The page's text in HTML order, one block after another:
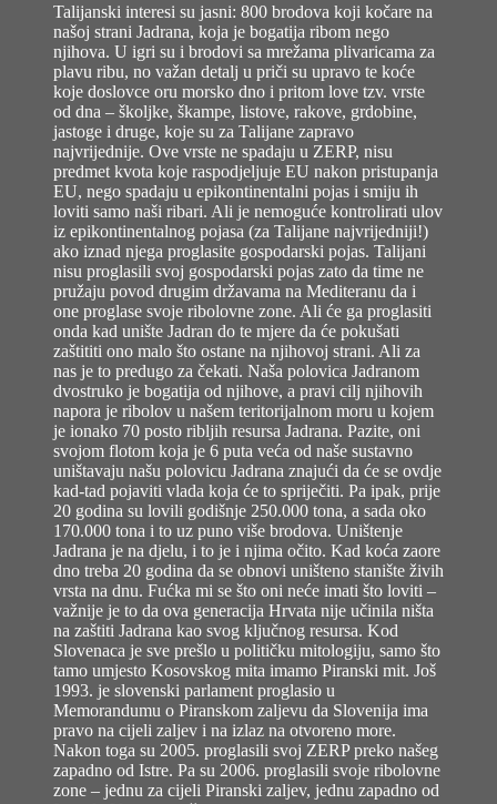
Talijanski interesi su jasni: 800 brodova koji kočare na
našoj strani Jadrana, koja je bogatija ribom nego
njihova. U igri su i brodovi sa mrežama plivaricama za
plavu ribu, no važan detalj u priči su upravo te koće
koje doslovce oru morsko dno i pritom love tzv. vrste
od dna – školjke, škampe, listove, rakove, grdobine,
jastoge i druge, koje su za Talijane zapravo
najvrijednije. Ove vrste ne spadaju u ZERP, nisu
predmet kvota koje raspodjeljuje EU nakon pristupanja
EU, nego spadaju u epikontinentalni pojas i smiju ih
loviti samo naši ribari. Ali je nemoguće kontrolirati ulov
iz epikontinentalnog pojasa (za Talijane najvrijedniji!)
ako iznad njega proglasite gospodarski pojas. Talijani
nisu proglasili svoj gospodarski pojas zato da time ne
pružaju povod drugim državama na Mediteranu da i
one proglase svoje ribolovne zone. Ali će ga proglasiti
onda kad unište Jadran do te mjere da će pokušati
zaštititi ono malo što ostane na njihovoj strani. Ali za
nas je to predugo za čekati. Naša polovica Jadranom
dvostruko je bogatija od njihove, a pravi cilj njihovih
napora je ribolov u našem teritorijalnom moru u kojem
je ionako 70 posto ribljih resursa Jadrana. Pazite, oni
svojom flotom koja je 6 puta veća od naše sustavno
uništavaju našu polovicu Jadrana znajući da će se ovdje
kad-tad pojaviti vlada koja će to spriječiti. Pa ipak, prije
20 godina su lovili godišnje 250.000 tona, a sada oko
170.000 tona i to uz puno više brodova. Uništenje
Jadrana je na djelu, i to je i njima očito. Kad koća zaore
dno treba 20 godina da se obnovi uništeno stanište živih
vrsta na dnu. Fućka mi se što oni neće imati što loviti –
važnije je to da ova generacija Hrvata nije učinila ništa
na zaštiti Jadrana kao svog ključnog resursa. Kod
Slovenaca je sve prešlo u političku mitologiju, samo što
tamo umjesto Kosovskog mita imamo Piranski mit. Još
1993. je slovenski parlament proglasio u
Memorandumu o Piranskom zaljevu da Slovenija ima
pravo na cijeli zaljev i na izlaz na otvoreno more.
Nakon toga su 2005. proglasili svoj ZERP preko našeg
zapadno od Istre. Pa su 2006. proglasili svoje ribolovne
zone – jednu za cijeli Piranski zaljev, jednu zapadno od